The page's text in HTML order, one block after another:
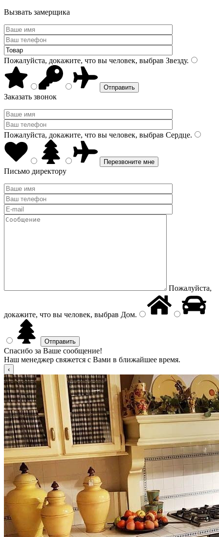
Вызвать замерщика
Пожалуйста, докажите, что вы человек, выбрав Звезду.
Заказать звонок
Пожалуйста, докажите, что вы человек, выбрав Сердце.
Письмо директору
Пожалуйста,
докажите, что вы человек, выбрав Дом.
Спасибо за Ваше сообщение!
Наш менеджер свяжется с Вами в ближайшее время.